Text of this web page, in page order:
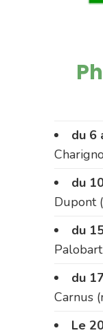
du 6
du
Dupont
du
du
Carnus
Le